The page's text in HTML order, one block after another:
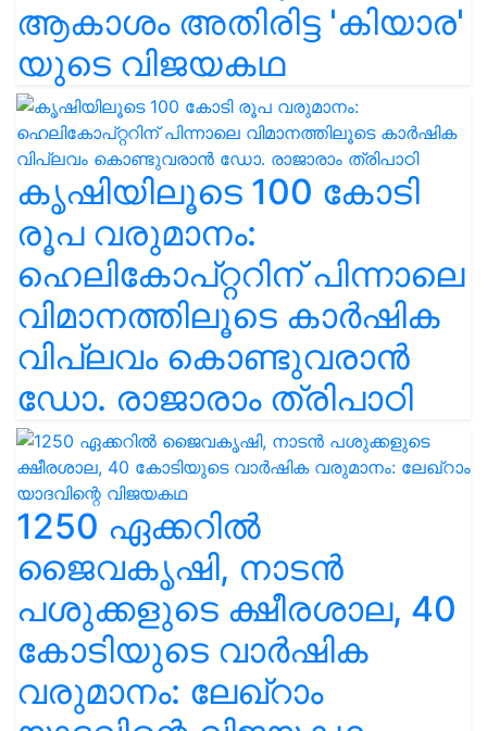
ആകാശം അതിരിട്ട 'കിയാര'
യുടെ വിജയകഥ
കൃഷിയിലൂടെ 100 കോടി
രൂപ വരുമാനം:
ഹെലികോപ്റ്ററിന് പിന്നാലെ
വിമാനത്തിലൂടെ കാർഷിക
വിപ്ലവം കൊണ്ടുവരാൻ
ഡോ. രാജാരാം ത്രിപാഠി
1250 ഏക്കറിൽ
ജൈവകൃഷി, നാടൻ
പശുക്കളുടെ ക്ഷീരശാല, 40
കോടിയുടെ വാർഷിക
വരുമാനം: ലേഖ്‌റാം